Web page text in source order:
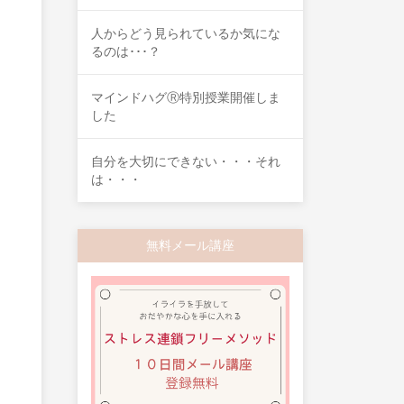
人からどう見られているか気にな
るのは･･･？
マインドハグⓇ特別授業開催しま
した
自分を大切にできない・・・それ
は・・・
無料メール講座